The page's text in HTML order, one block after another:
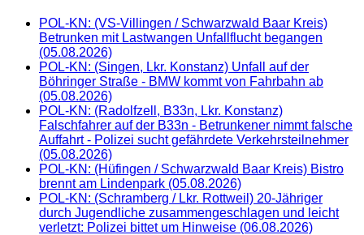
POL-KN: (VS-Villingen / Schwarzwald Baar Kreis)
Betrunken mit Lastwangen Unfallflucht begangen
(05.08.2026)
POL-KN: (Singen, Lkr. Konstanz) Unfall auf der
Böhringer Straße - BMW kommt von Fahrbahn ab
(05.08.2026)
POL-KN: (Radolfzell, B33n, Lkr. Konstanz)
Falschfahrer auf der B33n - Betrunkener nimmt falsche
Auffahrt - Polizei sucht gefährdete Verkehrsteilnehmer
(05.08.2026)
POL-KN: (Hüfingen / Schwarzwald Baar Kreis) Bistro
brennt am Lindenpark (05.08.2026)
POL-KN: (Schramberg / Lkr. Rottweil) 20-Jähriger
durch Jugendliche zusammengeschlagen und leicht
verletzt: Polizei bittet um Hinweise (06.08.2026)